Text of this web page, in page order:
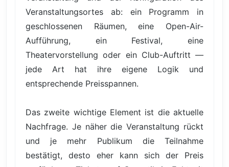
Veranstaltungsortes ab: ein Programm in
geschlossenen Räumen, eine Open-Air-
Aufführung, ein Festival, eine
Theatervorstellung oder ein Club-Auftritt —
jede Art hat ihre eigene Logik und
entsprechende Preisspannen.
Das zweite wichtige Element ist die aktuelle
Nachfrage. Je näher die Veranstaltung rückt
und je mehr Publikum die Teilnahme
bestätigt, desto eher kann sich der Preis